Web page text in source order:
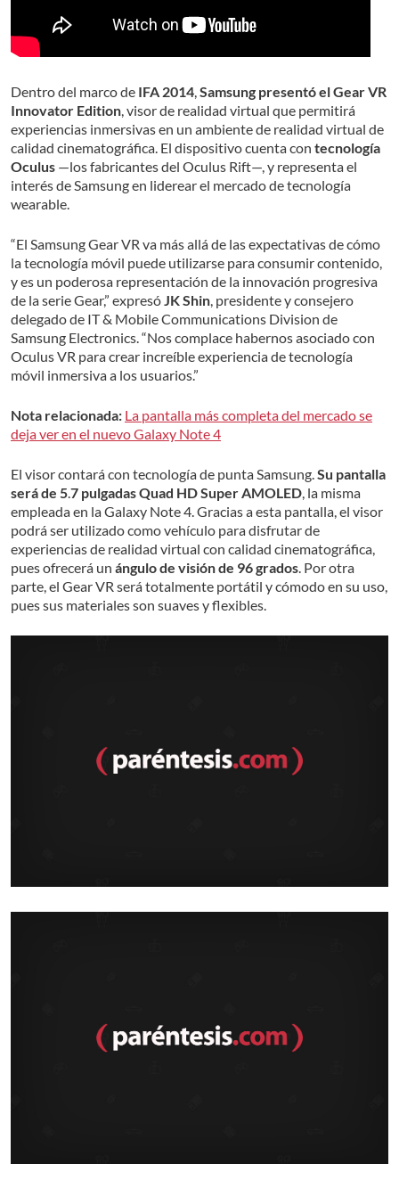
Dentro del marco de IFA 2014 Samsung presentó el Gear VR
Innovator Edition , visor de realidad virtual que permitirá
experiencias inmersivas en un ambiente de realidad virtual de
calidad cinematográfica. El dispositivo cuenta con tecnología
Oculus —los fabricantes del Oculus Rift—, y representa el
interés de Samsung en liderear el mercado de tecnología
wearable.
“El Samsung Gear VR va más allá de las expectativas de cómo
la tecnología móvil puede utilizarse para consumir contenido,
y es un poderosa representación de la innovación progresiva
de la serie Gear,” expresó JK Shin , presidente y consejero
delegado de IT & Mobile Communications Division de
Samsung Electronics. “Nos complace habernos asociado con
Oculus VR para crear increíble experiencia de tecnología
móvil inmersiva a los usuarios.”
Nota relacionada: La pantalla más completa del mercado se
deja ver en el nuevo Galaxy Note 4
El visor contará con tecnología de punta Samsung. Su pantalla
será de 57 pulgadas Quad HD Super AMOLED , la misma
empleada en la Galaxy Note 4. Gracias a esta pantalla, el visor
podrá ser utilizado como vehículo para disfrutar de
experiencias de realidad virtual con calidad cinematográfica,
pues ofrecerá un ángulo de visión de 96 grados . Por otra
parte, el Gear VR será totalmente portátil y cómodo en su uso,
pues sus materiales son suaves y flexibles.